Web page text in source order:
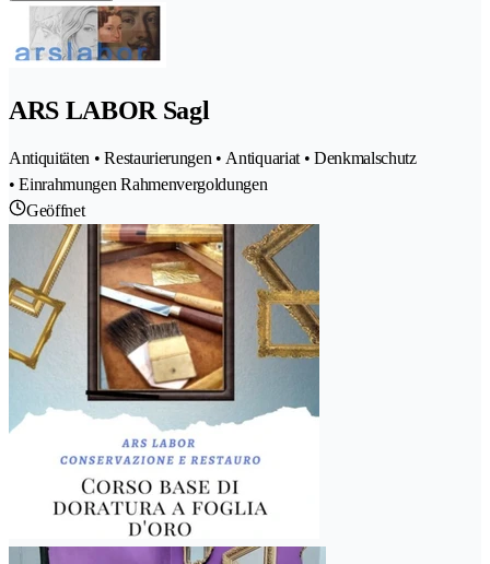
ARS LABOR Sagl
Antiquitäten • Restaurierungen • Antiquariat • Denkmalschutz
• Einrahmungen Rahmenvergoldungen
Geöffnet